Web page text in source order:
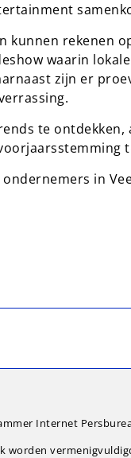
kunnen rekenen
waarin lokale
zijn er
te ontdekken,
in
Internet